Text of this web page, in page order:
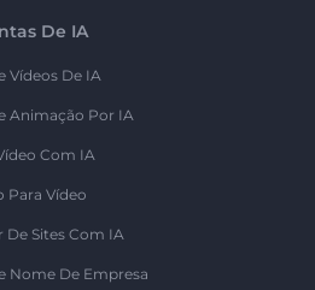
De IA
Vídeos De IA
Animação Por IA
Com IA
Para Vídeo
Sites Com IA
Nome De Empresa